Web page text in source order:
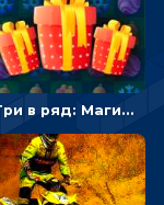
Три в ряд: Магические рождественские драгоценности